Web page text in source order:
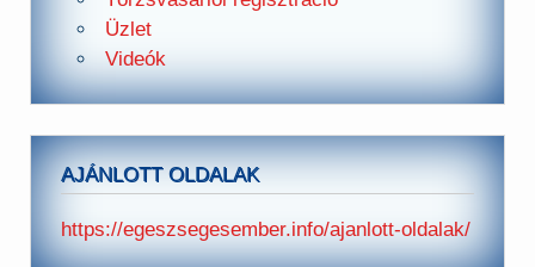
Üzlet
Videók
AJÁNLOTT OLDALAK
https://egeszsegesember.info/ajanlott-oldalak/